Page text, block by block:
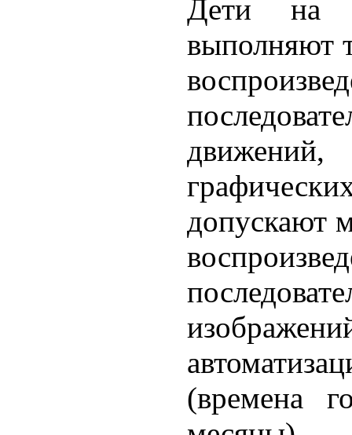
Дети на
выполняют
допускают
(времена